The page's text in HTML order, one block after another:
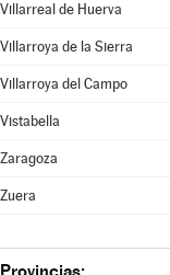
Villarreal de Huerva
Villarroya de la Sierra
Villarroya del Campo
Vistabella
Zaragoza
Zuera